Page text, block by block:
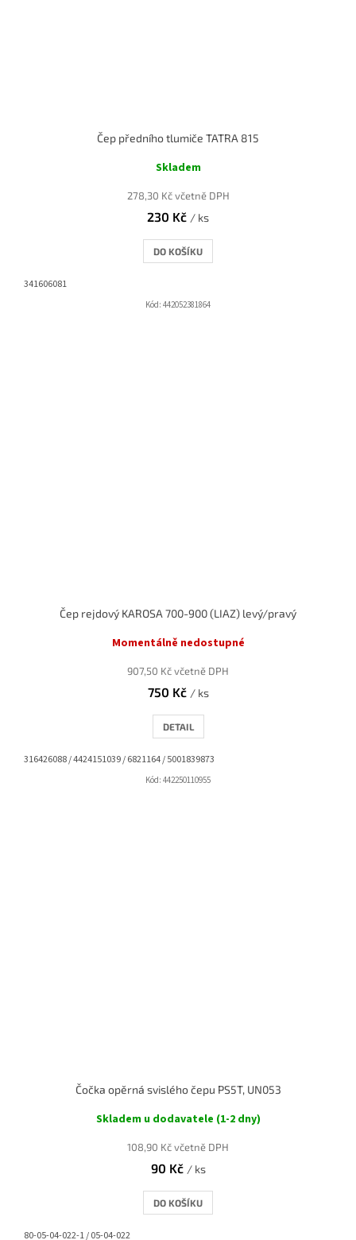
Čep předního tlumiče TATRA 815
Skladem
278,30 Kč včetně DPH
230 Kč / ks
DO KOŠÍKU
341606081
Kód: 442052381864
Čep rejdový KAROSA 700-900 (LIAZ) levý/pravý
Momentálně nedostupné
907,50 Kč včetně DPH
750 Kč / ks
DETAIL
316426088 / 4424151039 / 6821164 / 5001839873
Kód: 442250110955
Čočka opěrná svislého čepu PS5T, UN053
Skladem u dodavatele (1-2 dny)
108,90 Kč včetně DPH
90 Kč / ks
DO KOŠÍKU
80-05-04-022-1 / 05-04-022